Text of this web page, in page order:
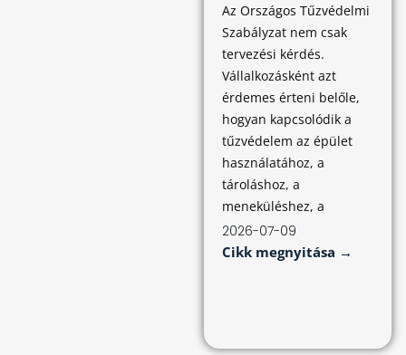
Az Országos Tűzvédelmi
Szabályzat nem csak
tervezési kérdés.
Vállalkozásként azt
érdemes érteni belőle,
hogyan kapcsolódik a
tűzvédelem az épület
használatához, a
tároláshoz, a
meneküléshez, a
2026-07-09
Cikk megnyitása →